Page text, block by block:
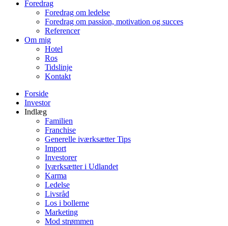
Foredrag
Foredrag om ledelse
Foredrag om passion, motivation og succes
Referencer
Om mig
Hotel
Ros
Tidslinje
Kontakt
Forside
Investor
Indlæg
Familien
Franchise
Generelle iværksætter Tips
Import
Investorer
Iværksætter i Udlandet
Karma
Ledelse
Livsråd
Los i bollerne
Marketing
Mod strømmen